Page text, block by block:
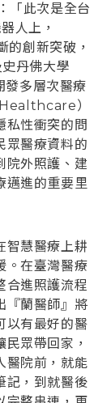
「此次是全台
人上，
創新突破，
丹佛大學
多層次醫療
）
私性衝突的問
眾醫療資料的
院外照護、建
邁進的重要里
智慧醫療上耕
。在臺灣醫療
合進照護流程
『蘭醫師』將
以有最好的醫
眾帶回家，
醫院前，就能
記，到就醫後